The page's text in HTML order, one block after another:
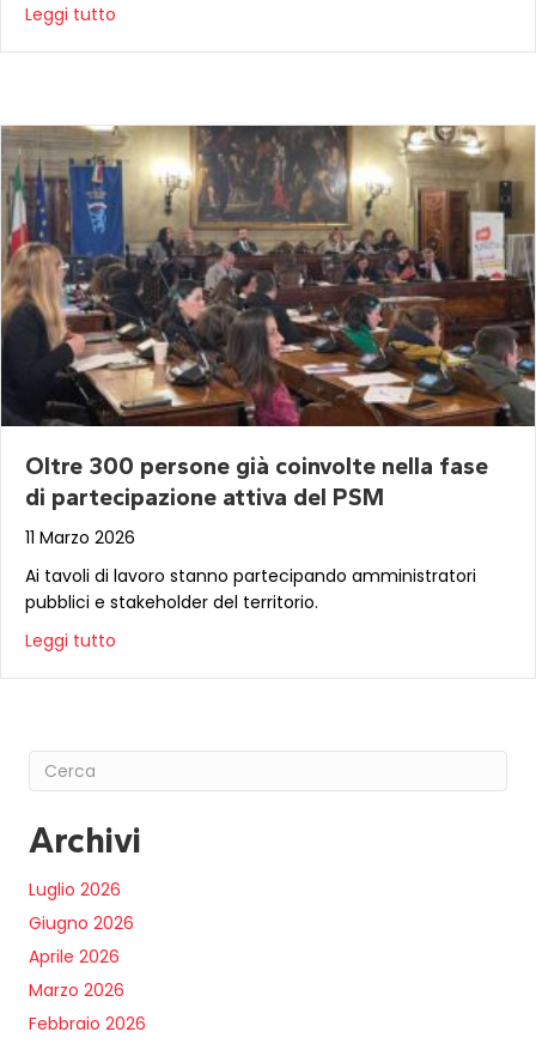
Leggi tutto
Oltre 300 persone già coinvolte nella fase
di partecipazione attiva del PSM
11 Marzo 2026
Ai tavoli di lavoro stanno partecipando amministratori
pubblici e stakeholder del territorio.
Leggi tutto
Archivi
Luglio 2026
Giugno 2026
Aprile 2026
Marzo 2026
Febbraio 2026